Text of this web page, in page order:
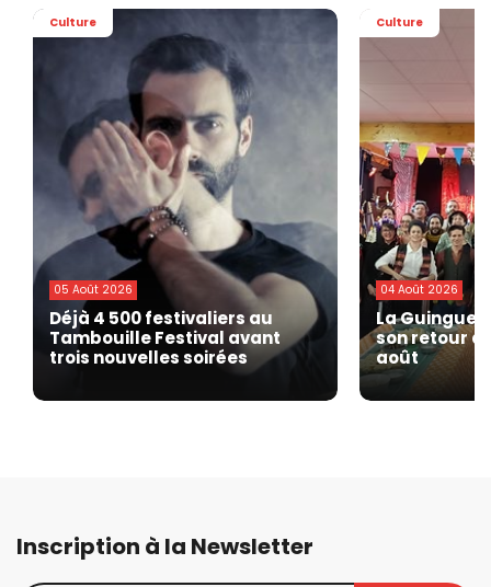
Culture
05 Août 2026
Déjà 4 500 festivaliers au
Tambouille Festival avant
trois nouvelles soirées
Culture
04 Août 2026
La
son retour à
août
Inscription à la Newsletter